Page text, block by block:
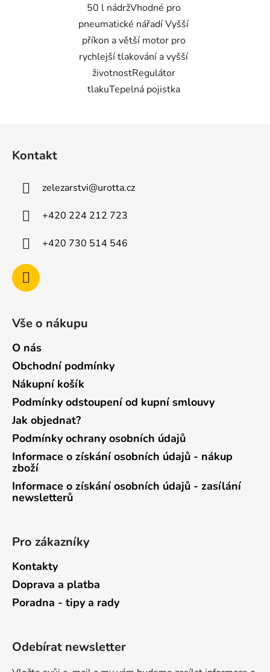
50 l nádržVhodné pro
pneumatické nářadí Vyšší
příkon a větší motor pro
rychlejší tlakování a vyšší
životnostRegulátor
tlakuTepelná pojistka
Kontakt
zelezarstvi@urotta.cz
+420 224 212 723
+420 730 514 546
Vše o nákupu
O nás
Obchodní podmínky
Nákupní košík
Podmínky odstoupení od kupní smlouvy
Jak objednat?
Podmínky ochrany osobních údajů
Informace o získání osobních údajů - nákup
zboží
Informace o získání osobních údajů - zasílání
newsletterů
Pro zákazníky
Kontakty
Doprava a platba
Poradna - tipy a rady
Odebírat newsletter